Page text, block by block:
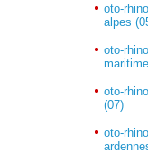
oto-
alpes
oto-
oto-
(07)
oto-